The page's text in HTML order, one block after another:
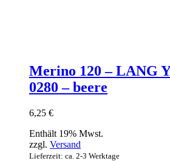
Merino 120 – LANG
0280 – beere
6,25 €
Enthält 19% Mwst.
zzgl. Versand
Lieferzeit: ca. 2-3 Werktage